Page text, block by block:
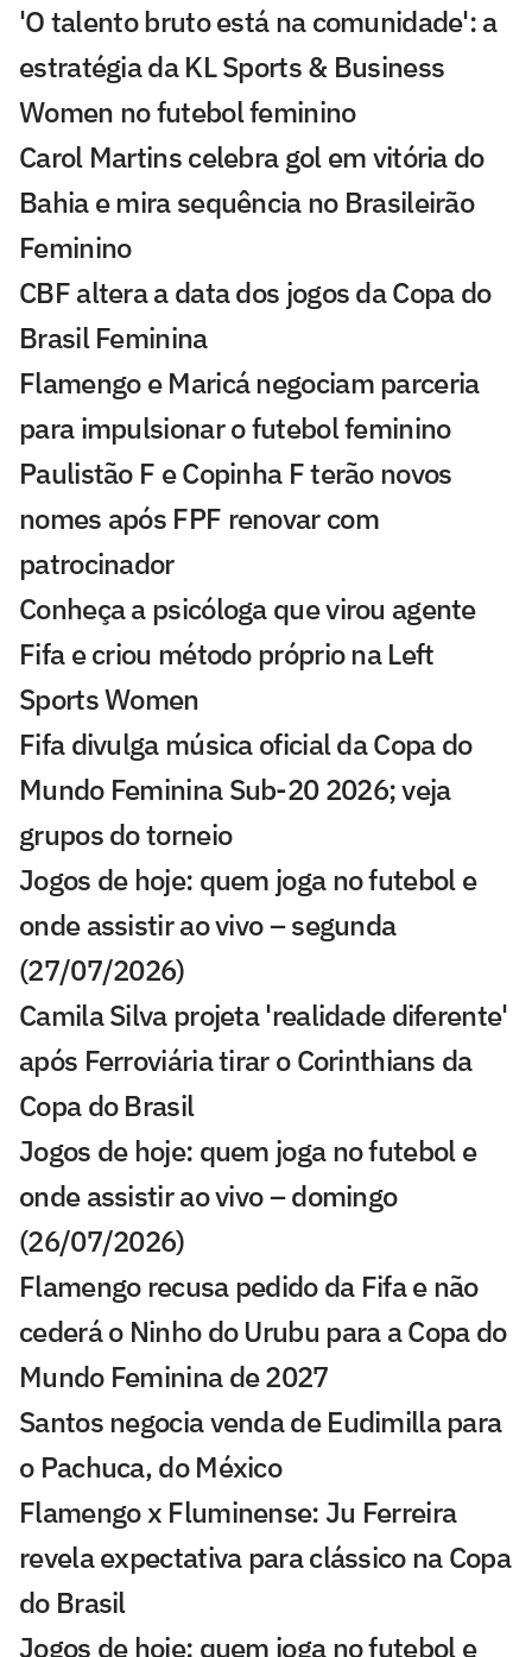
'O talento bruto está na comunidade': a
estratégia da KL Sports & Business
Women no futebol feminino
Carol Martins celebra gol em vitória do
Bahia e mira sequência no Brasileirão
Feminino
CBF altera a data dos jogos da Copa do
Brasil Feminina
Flamengo e Maricá negociam parceria
para impulsionar o futebol feminino
Paulistão F e Copinha F terão novos
nomes após FPF renovar com
patrocinador
Conheça a psicóloga que virou agente
Fifa e criou método próprio na Left
Sports Women
Fifa divulga música oficial da Copa do
Mundo Feminina Sub-20 2026; veja
grupos do torneio
Jogos de hoje: quem joga no futebol e
onde assistir ao vivo – segunda
(27/07/2026)
Camila Silva projeta 'realidade diferente'
após Ferroviária tirar o Corinthians da
Copa do Brasil
Jogos de hoje: quem joga no futebol e
onde assistir ao vivo – domingo
(26/07/2026)
Flamengo recusa pedido da Fifa e não
cederá o Ninho do Urubu para a Copa do
Mundo Feminina de 2027
Santos negocia venda de Eudimilla para
o Pachuca, do México
Flamengo x Fluminense: Ju Ferreira
revela expectativa para clássico na Copa
do Brasil
Jogos de hoje: quem joga no futebol e